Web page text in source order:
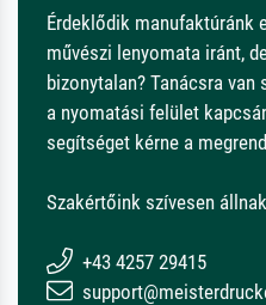
Érdeklődik manufaktúránk
művészi lenyomata iránt,
bizonytalan? Tanácsra van
a nyomatási felület
segítséget kérne a
Szakértőink szívesen
+43 4257 29415